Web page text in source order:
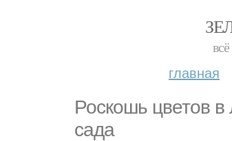
главная
Роскошь цветов
сада